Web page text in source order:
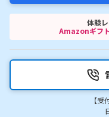
体験
Amazonギフ
【